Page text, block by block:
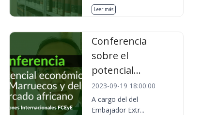
Leer más
Conferencia
sobre el
potencial...
2023-09-19 18:00:00
A cargo del del
Embajador Extr...